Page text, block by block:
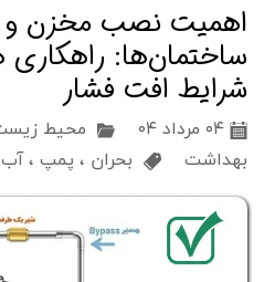
اهميت نصب مخزن
ساختمان‌ها: راهکاری
شرایط افت فشار
۰۴ مرداد ۰۴ محیط
بهداشت
بحران ، پمپ ،آب